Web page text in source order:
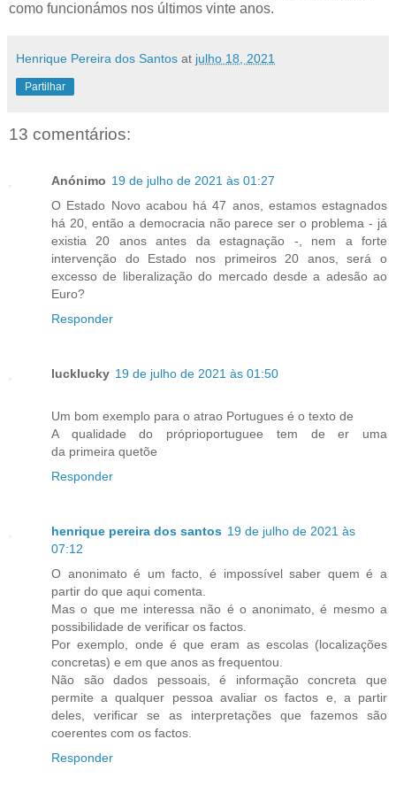
como funcionámos nos últimos vinte anos.
Henrique Pereira dos Santos at julho 18, 2021
Partilhar
13 comentários:
Anónimo 19 de julho de 2021 às 01:27
O Estado Novo acabou há 47 anos, estamos estagnados
há 20, então a democracia não parece ser o problema - já
existia 20 anos antes da estagnação -, nem a forte
intervenção do Estado nos primeiros 20 anos, será o
excesso de liberalização do mercado desde a adesão ao
Euro?
Responder
lucklucky 19 de julho de 2021 às 01:50
Um bom exemplo para o atrao Portugues é o texto de
A qualidade do próprioportuguee tem de er uma
da primeira quetõe
Responder
henrique pereira dos santos 19 de julho de 2021 às
07:12
O anonimato é um facto, é impossível saber quem é a
partir do que aqui comenta.
Mas o que me interessa não é o anonimato, é mesmo a
possibilidade de verificar os factos.
Por exemplo, onde é que eram as escolas (localizações
concretas) e em que anos as frequentou.
Não são dados pessoais, é informação concreta que
permite a qualquer pessoa avaliar os factos e, a partir
deles, verificar se as interpretações que fazemos são
coerentes com os factos.
Responder